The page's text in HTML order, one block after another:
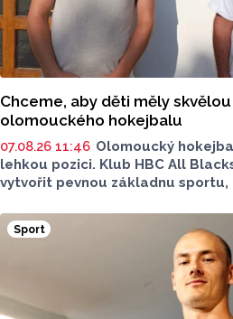
Chceme, aby děti měly
olomouckého hokejbalu
07.08.26 11:46 Olomoucký
lehkou pozici. Klub HBC All
vytvořit pevnou základnu
i ambice vybudovat vlastní
hokejbal. O tom, jak vznikal klub
kolektiv než výsledky a co podle
motivuje ke sportu, promluvili v
předseda klubu a trenér
přípravky Tomáš Martinek.
Sport